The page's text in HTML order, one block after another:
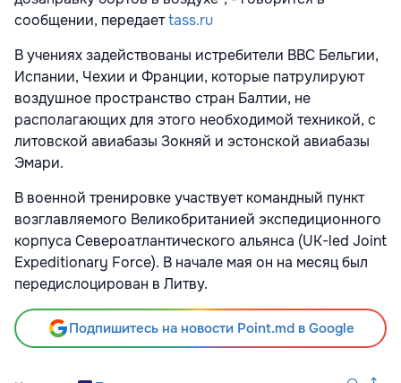
сообщении, передаетtass.ru
В учениях задействованы истребители ВВС Бельгии,
Испании, Чехии и Франции, которые патрулируют
воздушное пространство стран Балтии, не
располагающих для этого необходимой техникой, с
литовской авиабазы Зокняй и эстонской авиабазы
Эмари.
В военной тренировке участвует командный пункт
возглавляемого Великобританией экспедиционного
корпуса Североатлантического альянса (UK-led Joint
Expeditionary Force). В начале мая он на месяц был
передислоцирован в Литву.
Подпишитесь на новости Point.md в Google